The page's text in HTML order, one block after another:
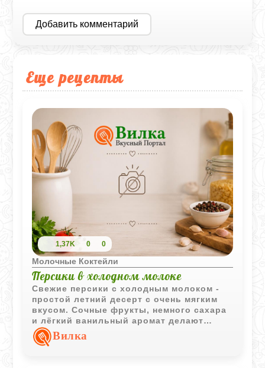
Добавить комментарий
Еще рецепты
1,37K 0 0
Молочные Коктейли
Персики в холодном молоке
Свежие персики с холодным молоком -
простой летний десерт с очень мягким
вкусом. Сочные фрукты, немного сахара
и лёгкий ванильный аромат делают
блюдо особенно приятным в жаркую
погоду.Вилка